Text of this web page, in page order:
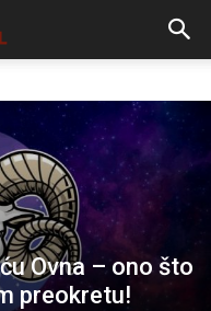
Ovna – ono što
preokretu!